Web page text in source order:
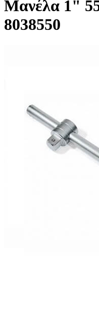
Μανέλα 1"
8038550